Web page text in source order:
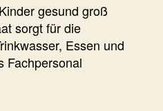
gesund groß
sorgt für die
Essen und
Fachpersonal